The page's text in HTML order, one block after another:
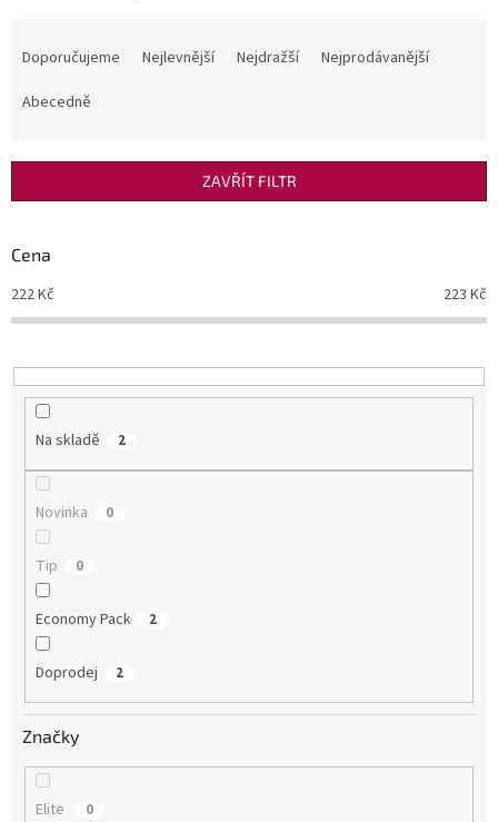
r
d
k
t
Doporučujeme Nejlevnější Nejdražší
Nejprodávanější
Abecedně
ZAVŘÍT FILTR
Cena
222Kč 223 Kč
Na skladě 2
Novinka 0
Tip 0
Economy Pack 2
Doprodej 2
Značky
Elite 0